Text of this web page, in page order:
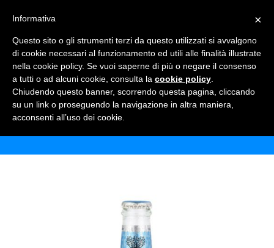
FEVER-TREE MEDITERRANEAN
Home Shop Bibite
×
Informativa
Questo sito o gli strumenti terzi da questo utilizzati si avvalgono
di cookie necessari al funzionamento ed utili alle finalità illustrate
nella cookie policy. Se vuoi saperne di più o negare il consenso
a tutti o ad alcuni cookie, consulta la cookie policy
Chiudendo questo banner, scorrendo questa pagina, cliccando
su un link o proseguendo la navigazione in altra maniera,
acconsenti all’uso dei cookie.